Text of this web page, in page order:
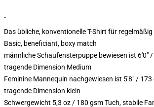
"
Das übliche, konventionelle T-Shirt für
Basic, beneficiant, boxy match
männliche Schaufensterpuppe bewiesen ist 6'0"
tragende Dimension Medium
Feminine Mannequin nachgewiesen ist 5'8" / 173
tragende Dimension klein
Schwergewicht 5,3 oz / 180 gsm Tuch, stabile